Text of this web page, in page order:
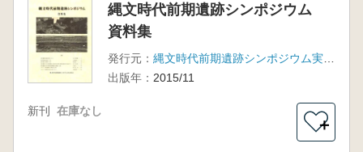
縄文時代前期遺跡シンポジウム
資料集
発行元：
縄文時代前期遺跡シンポジウム実行委員会
出版年： 2015/11
新刊 在庫なし
＋